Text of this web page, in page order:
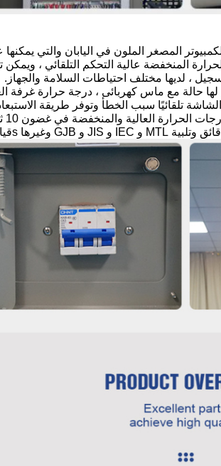
المنخفضة عالية التحكم التلقائي ، ويمكن
، لديها مختلف احتياطات السلامة والجهاز.
حالة مع ماس كهربائى ، درجة حرارة غرفة
تلقائيًا سبب الخطأ وتوفر طريقة
العالية والمنخفضة في غضون 10 ثوانٍ.